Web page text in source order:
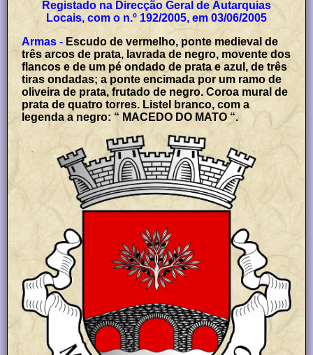
Registado na Direcção Geral de Autarquias
Locais, com o n.º 192/2005, em 03/06/2005
Armas - Escudo de vermelho, ponte medieval de
três arcos de prata, lavrada de negro, movente dos
flancos e de um pé ondado de prata e azul, de três
tiras ondadas; a ponte encimada por um ramo de
oliveira de prata, frutado de negro. Coroa mural de
prata de quatro torres. Listel branco, com a
legenda a negro: “ MACEDO DO MATO “.